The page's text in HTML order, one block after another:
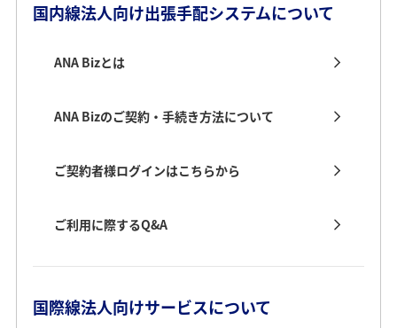
国内線法人向け出張手配システムについて
ANA Bizとは
ANA Bizのご契約・手続き方法について
ご契約者様ログインはこちらから
ご利用に際するQ&A
国際線法人向けサービスについて